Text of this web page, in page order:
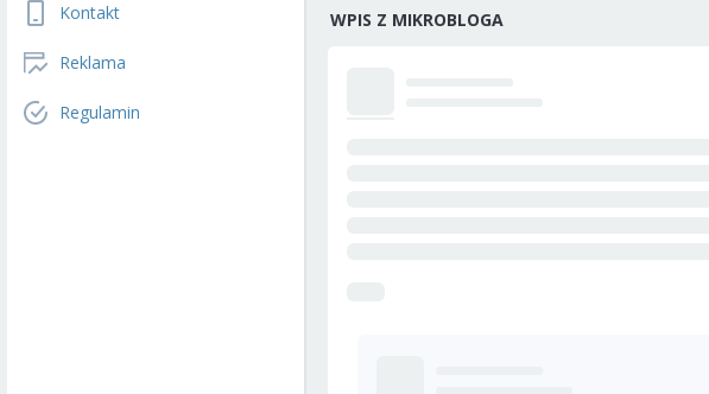
Kontakt
Reklama
Regulamin
WPIS Z MIKROBLOGA